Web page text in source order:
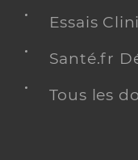
Essais
Santé.fr
Tous les